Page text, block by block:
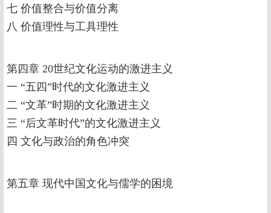
七 价值整合与价值分离
八 价值理性与工具理性
第四章 20世纪文化运动的激进主义
一 “五四”时代的文化激进主义
二 “文革”时期的文化激进主义
三 “后文革时代”的文化激进主义
四 文化与政治的角色冲突
第五章 现代中国文化与儒学的困境